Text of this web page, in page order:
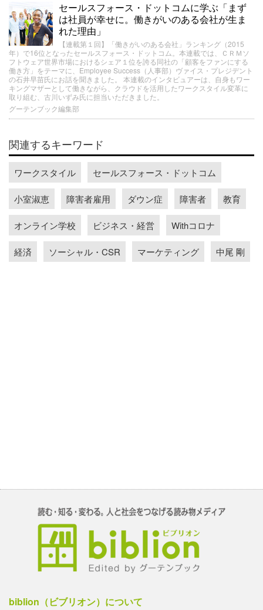
セールスフォース・ドットコムに学ぶ「まず
は社員が幸せに。働きがいのある会社が生ま
れた理由」
【連載第１回】「働きがいのある会社」ランキング（2015
年）で16位となったセールスフォース・ドットコム。本連載では、ＣＲＭソ
フトウェア世界市場におけるシェア１位を誇る同社の「顧客をファンにする
働き方」をテーマに、Employee Success（人事部）ヴァイス・プレジデント
の石井早苗氏にお話を聞きました。 本連載のインタビュアーは、自身もワー
キングマザーとして働きながら、クラウドを活用したワークスタイル変革に
取り組む、古川いずみ氏に担当いただきました。
グーテンブック編集部
関連するキーワード
ワークスタイル セールスフォース・ドットコム
小室淑恵 障害者雇用 ダウン症 障害者 教育
オンライン学校 ビジネス・経営 Withコロナ
経済 ソーシャル・CSR マーケティング 中尾 剛
biblion（ビブリオン）について